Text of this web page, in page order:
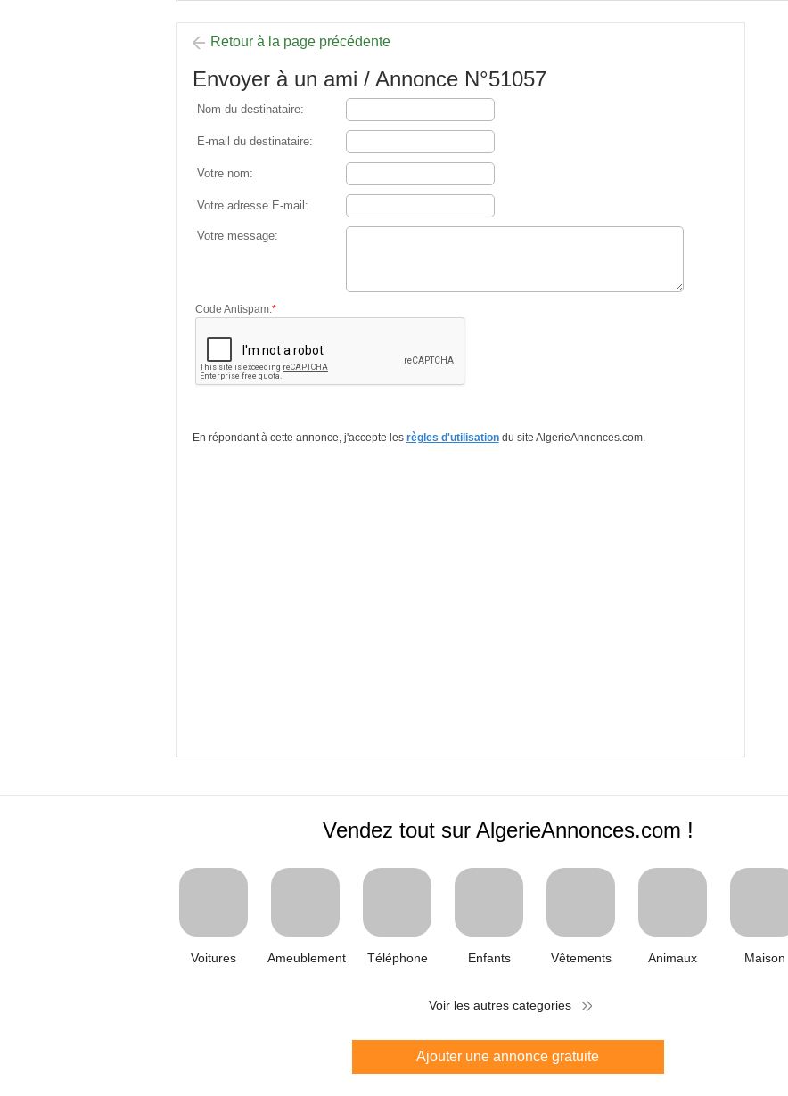
Retour à la page précédente
Envoyer à un ami / Annonce N°51057
Nom du destinataire:
E-mail du destinataire:
Votre nom:
Votre adresse E-mail:
Votre message:
Code Antispam:*
En répondant à cette annonce, j'accepte les règles d'utilisationdu site AlgerieAnnonces.com.
Vendez tout sur AlgerieAnnonces.com !
Voitures Ameublement Téléphone Enfants Vêtements Animaux Maison
Voir les autres categories
Ajouter une annonce gratuite